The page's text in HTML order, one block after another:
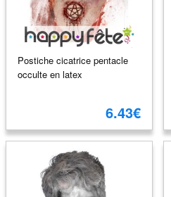
Postiche cicatrice pentacle
occulte en latex
6.43€